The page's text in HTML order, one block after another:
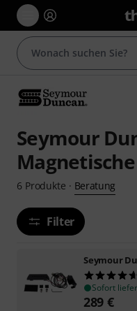
Seymour
6 Produkte · Beratung
Filter
Seymour
Sofort
289 €